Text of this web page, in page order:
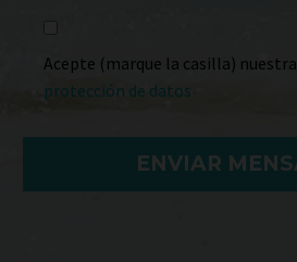
Acepte (marque la casilla) nuestra
protección de datos